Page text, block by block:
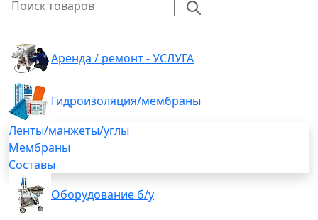
Аренда / ремонт - УСЛУГА
Гидроизоляция/мембраны
Ленты/манжеты/углы
Мембраны
Составы
Оборудование б/у